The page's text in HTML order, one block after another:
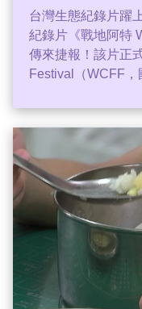
台灣生態紀錄片躍
紀錄片《戰地阿特
傳來捷報！該片正
Festival（WCFF
行現場放映，並同
態影像作品的國際